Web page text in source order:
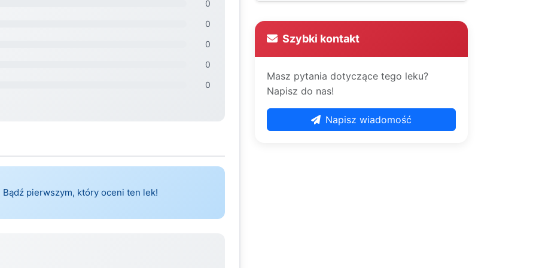
0
0
0
0
0
pierwszym, który oceni ten lek!
Szybki kontakt
Masz pytania dotyczące tego leku?
Napisz do nas!
Napisz wiadomość